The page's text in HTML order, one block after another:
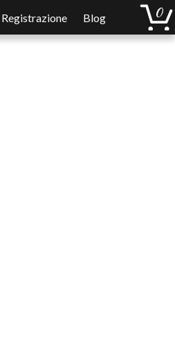
Registrazione Blog